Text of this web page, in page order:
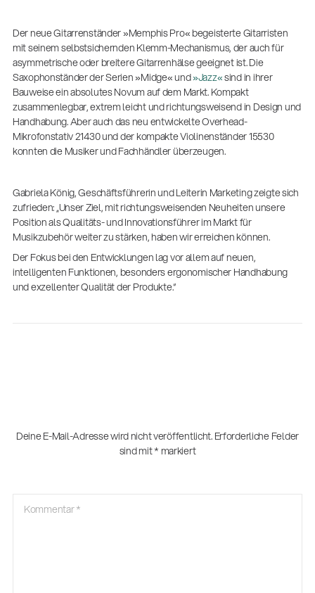
13860-200-25
Gitarrenstuhl
Mit dabei, wenn Fußballgeschichte
geschrieben wird: Mikrofonieren am
Spielfeldrand
Produkte| 19.06.2026
Der neue Gitarrenständer »Memphis Pro« begeisterte Gitarristen
mit seinem selbstsichernden Klemm-Mechanismus, der auch für
asymmetrische oder breitere Gitarrenhälse geeignet ist. Die
Saxophonständer der Serien »Midge« und»Jazz«sind in ihrer
Bauweise ein absolutes Novum auf dem Markt. Kompakt
zusammenlegbar, extrem leicht und richtungsweisend in Design und
Handhabung. Aber auch das neu entwickelte Overhead-
Mikrofonstativ 21430 und der kompakte Violinenständer 15530
konnten die Musiker und Fachhändler überzeugen.
Gabriela König, Geschäftsführerin und Leiterin Marketing zeigte sich
zufrieden: „Unser Ziel, mit richtungsweisenden Neuheiten unsere
Position als Qualitäts- und Innovationsführer im Markt für
Musikzubehör weiter zu stärken, haben wir erreichen können.
Der Fokus bei den Entwicklungen lag vor allem auf neuen,
intelligenten Funktionen, besonders ergonomischer Handhabung
und exzellenter Qualität der Produkte.“
Deine E-Mail-Adresse wird nicht veröffentlicht. Erforderliche Felder
sind mit* markiert
Kommentar*